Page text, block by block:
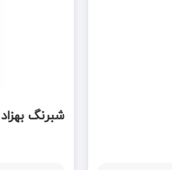
شبرنگ بهزاد